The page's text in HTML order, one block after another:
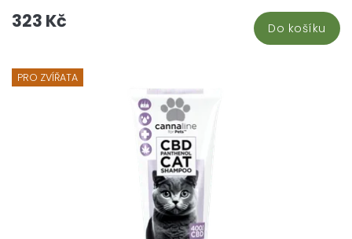
323 Kč Do košíku
PRO ZVÍŘATA